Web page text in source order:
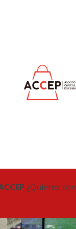
¿Quieres